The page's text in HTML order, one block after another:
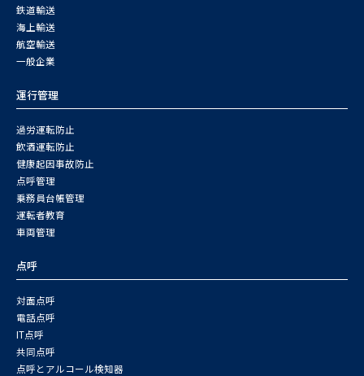
鉄道輸送
海上輸送
航空輸送
一般企業
運行管理
過労運転防止
飲酒運転防止
健康起因事故防止
点呼管理
乗務員台帳管理
運転者教育
車両管理
点呼
対面点呼
電話点呼
IT点呼
共同点呼
点呼とアルコール検知器